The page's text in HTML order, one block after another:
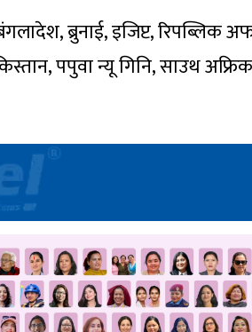
ब्रुनाई, इजिप्ट, रिपब्लिक
पपुवा न्यू गिनि, साउथ